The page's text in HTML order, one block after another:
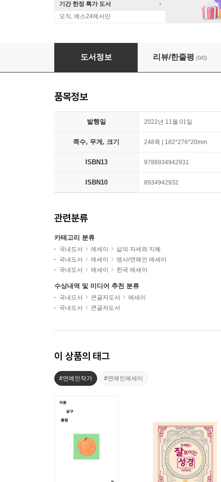
기간 한정 특가 도서
오직, 예스24에서만
울다가 웃었다 (큰글자책)
도서정보 리뷰/한줄평 (0/0)
품목정보
발행일 2022년 11월 01일
쪽수, 무게, 크기 248쪽 | 182*276*20mm
ISBN13 9788934942931
ISBN10 8934942932
관련분류
카테고리 분류
국내도서 에세이
삶의 자세와 지혜
국내도서
에세이
명사/연예인 에세이
국내도서
에세이 한국 에세이
수상내역 및 미디어 추천 분류
국내도서 큰글자도서
에세이
국내도서
큰글자도서
이 상품의 태그
#연예인작가 #연예인에세이